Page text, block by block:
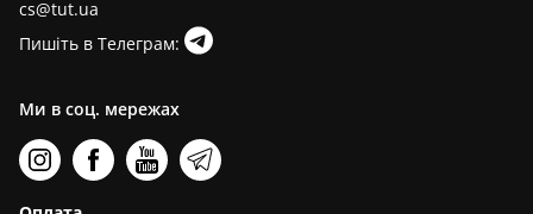
cs@tut.ua
Пишіть в Телеграм:
Ми в соц. мережах